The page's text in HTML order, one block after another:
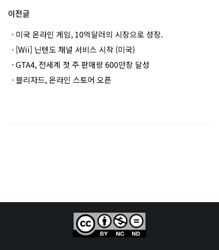
이전글
· 미국 온라인 게임, 10억달러의 시장으로 성장.
· [Wii] 닌텐도 채널 서비스 시작 (미국)
· GTA4, 전세계 첫 주 판매량 600만장 달성
· 블리자드, 온라인 스토어 오픈